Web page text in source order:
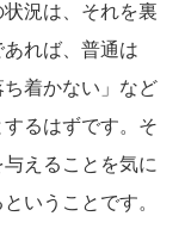
況は、それを裏
れば、普通は
ち着かない」など
るはずです。そ
えることを気に
いうことです。